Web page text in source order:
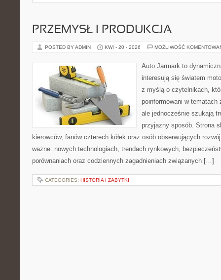
PRZEMYSŁ I PRODUKCJA
POSTED BY ADMIN KWI - 20 - 2026 MOŻLIWOŚĆ
Auto Jarmark to
interesują się światem
z myślą o czytelnikach,
poinformowani w
ale jednocześnie szukają
przyjazny sposób. Strona
kierowców, fanów czterech kółek oraz osób obserwujących
ważne: nowych technologiach, trendach rynkowych,
porównaniach oraz codziennych zagadnieniach związanych […]
CATEGORIES: HISTORIA I ZABYTKI